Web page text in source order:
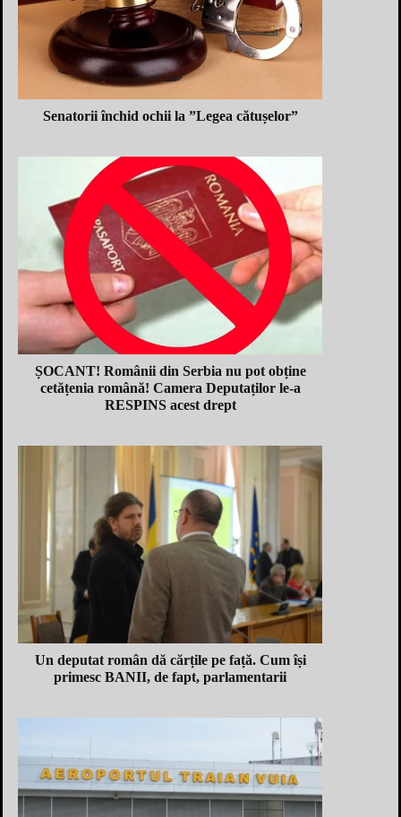
Senatorii închid ochii la ”Legea cătușelor”
ȘOCANT! Românii din Serbia nu pot obține
cetățenia română! Camera Deputaților le-a
RESPINS acest drept
Un deputat român dă cărțile pe față. Cum își
primesc BANII, de fapt, parlamentarii